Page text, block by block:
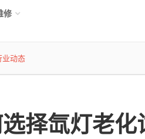
修
业动态
择氙灯老化